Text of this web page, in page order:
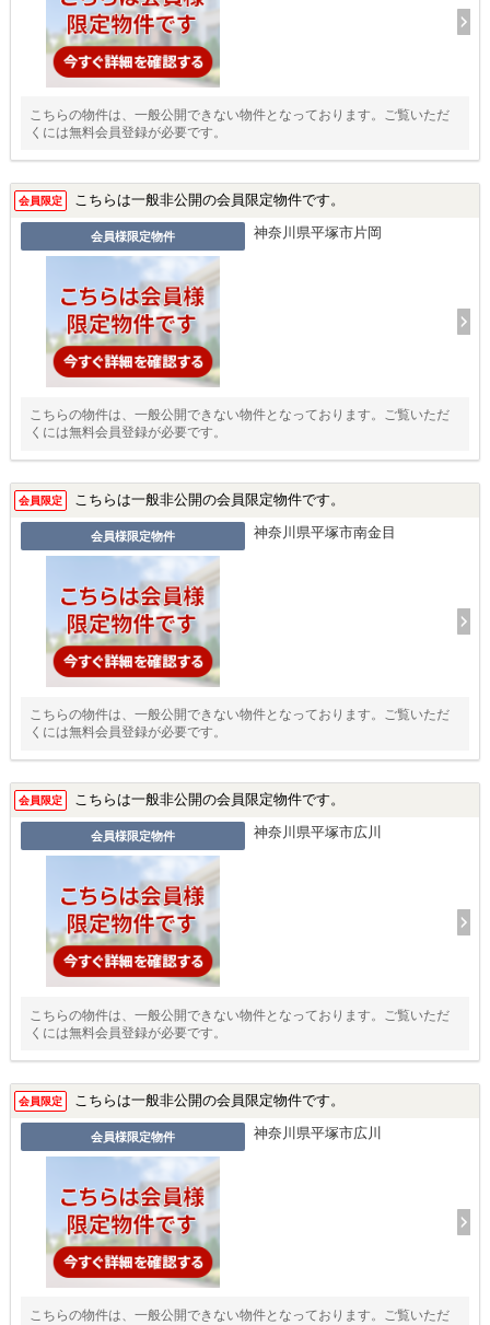
こちらの物件は、一般公開できない物件となっております。ご覧いただ
くには無料会員登録が必要です。
会員限定 こちらは一般非公開の会員限定物件です。
会員様限定物件 神奈川県平塚市片岡
こちらの物件は、一般公開できない物件となっております。ご覧いただ
くには無料会員登録が必要です。
会員限定 こちらは一般非公開の会員限定物件です。
会員様限定物件 神奈川県平塚市南金目
こちらの物件は、一般公開できない物件となっております。ご覧いただ
くには無料会員登録が必要です。
会員限定 こちらは一般非公開の会員限定物件です。
会員様限定物件 神奈川県平塚市広川
こちらの物件は、一般公開できない物件となっております。ご覧いただ
くには無料会員登録が必要です。
会員限定 こちらは一般非公開の会員限定物件です。
会員様限定物件 神奈川県平塚市広川
こちらの物件は、一般公開できない物件となっております。ご覧いただ